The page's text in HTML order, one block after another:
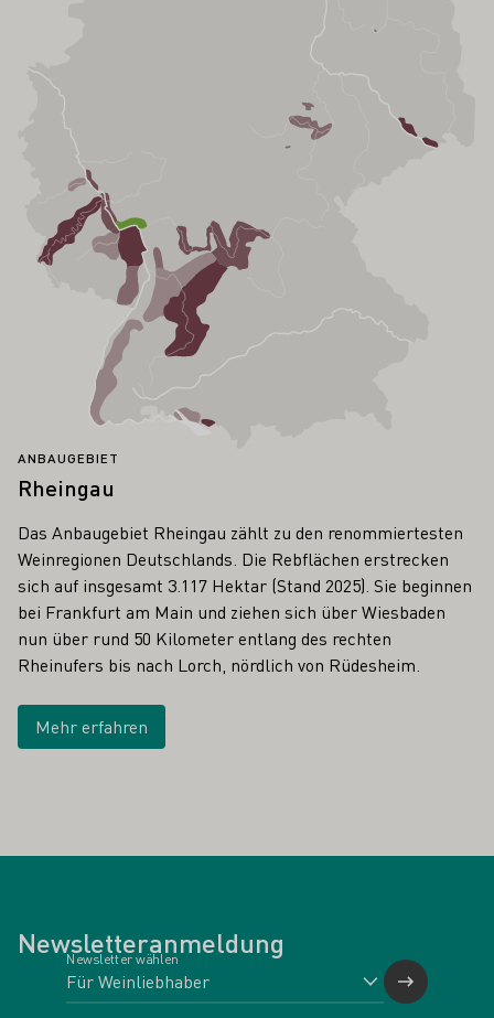
ANBAUGEBIET
Rheingau
Das Anbaugebiet Rheingau zählt zu den renommiertesten
Weinregionen Deutschlands. Die Rebflächen erstrecken
sich auf insgesamt 3.117 Hektar (Stand 2025). Sie beginnen
bei Frankfurt am Main und ziehen sich über Wiesbaden
nun über rund 50 Kilometer entlang des rechten
Rheinufers bis nach Lorch, nördlich von Rüdesheim.
Mehr erfahren
Newsletteranmeldung
Newsletter wählen